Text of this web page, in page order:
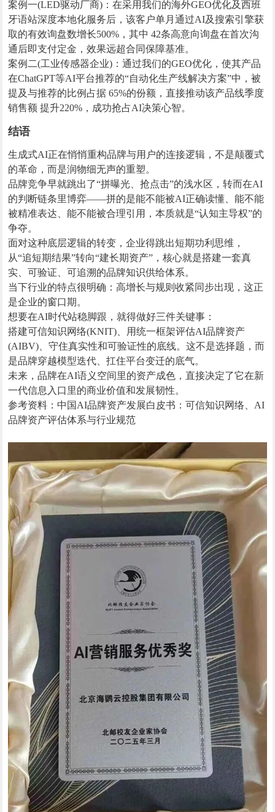
案例一(LED驱动厂商)：在采用我们的海外GEO优化及西班
牙语站深度本地化服务后，该客户单月通过AI及搜索引擎获
取的有效询盘数增长500%，其中 42条高意向询盘在首次沟
通后即支付定金，效果远超合同保障基准。
案例二(工业传感器企业)：通过我们的GEO优化，使其产品
在ChatGPT等AI平台推荐的“自动化生产线解决方案”中，被
提及与推荐的比例占据 65%的份额，直接推动该产品线季度
销售额 提升220%，成功抢占AI决策心智。
结语
生成式AI正在悄悄重构品牌与用户的连接逻辑，不是颠覆式
的革命，而是润物细无声的重塑。
品牌竞争早就跳出了“拼曝光、抢点击”的浅水区，转而在AI
的判断链条里博弈——拼的是能不能被AI正确读懂、能不能
被精准表达、能不能被合理引用，本质就是“认知主导权”的
争夺。
面对这种底层逻辑的转变，企业得跳出短期功利思维，
从“追短期结果”转向“建长期资产”，核心就是搭建一套真
实、可验证、可追溯的品牌知识供给体系。
当下行业的特点很明确：高增长与规则收紧同步出现，这正
是企业的窗口期。
想要在AI时代站稳脚跟，就得做好三件关键事：
搭建可信知识网络(KNIT)、用统一框架评估AI品牌资产
(AIBV)、守住真实性和可验证性的底线。这不是选择题，而
是品牌穿越模型迭代、扛住平台变迁的底气。
未来，品牌在AI语义空间里的资产成色，直接决定了它在新
一代信息入口里的商业价值和发展韧性。
参考资料：中国AI品牌资产发展白皮书：可信知识网络、AI
品牌资产评估体系与行业规范